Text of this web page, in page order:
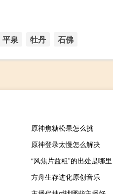
平泉 牡丹 石佛
原神焦糖松果怎么挑
原神登录太慢怎么解决
“风焦片益粗”的出处是哪里
方舟生存进化原创音乐